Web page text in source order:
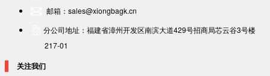
邮箱：sales@xiongbagk.cn
分公司地址：福建省漳州开发区南滨大道429号招商局芯云谷3号楼
217-01
关注我们